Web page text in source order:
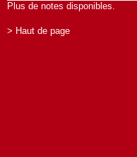
Plus de notes disponibles.
> Haut de page